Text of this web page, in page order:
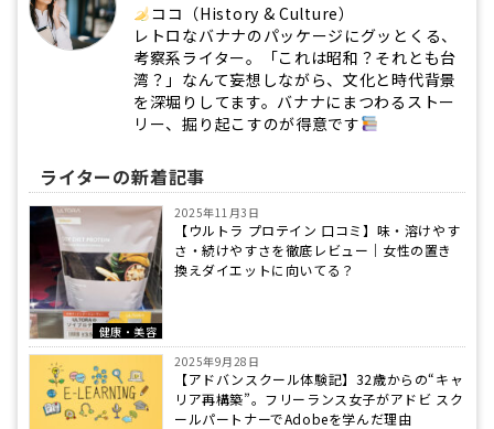
ココ（History & Culture）
レトロなバナナのパッケージにグッとくる、
考察系ライター。「これは昭和？それとも台
湾？」なんて妄想しながら、文化と時代背景
を深堀りしてます。バナナにまつわるストー
リー、掘り起こすのが得意です
ライターの新着記事
健康・美容
2025年11月3日
【ウルトラ プロテイン 口コミ】味・溶けやす
さ・続けやすさを徹底レビュー｜女性の置き
換えダイエットに向いてる？
2025年9月28日
【アドバンスクール体験記】32歳からの“キャ
リア再構築”。フリーランス女子がアドビ スク
ールパートナーでAdobeを学んだ理由